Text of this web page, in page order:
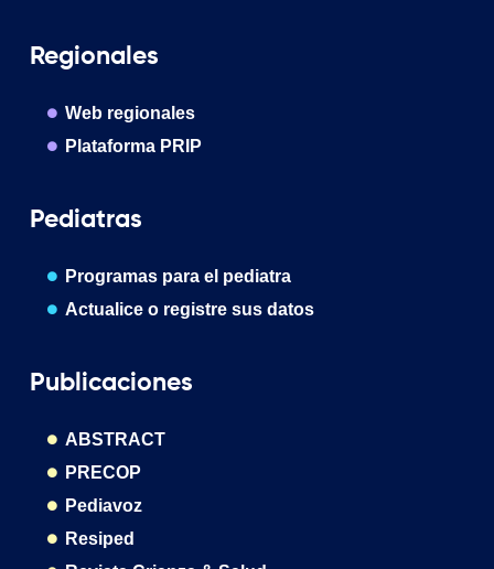
Regionales
Web regionales
Plataforma PRIP
Pediatras
Programas para el pediatra
Actualice o registre sus datos
Publicaciones
ABSTRACT
PRECOP
Pediavoz
Resiped